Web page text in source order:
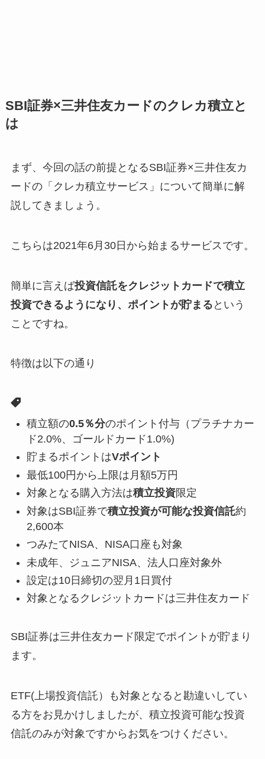
SBI証券×三井住友カードのクレカ積立と
は
まず、今回の話の前提となるSBI証券×三井住友カ
ードの「クレカ積立サービス」について簡単に解
説してきましょう。
こちらは2021年6月30日から始まるサービスです。
簡単に言えば投資信託をクレジットカードで積立
投資できるようになり、ポイントが貯まる という
ことですね。
特徴は以下の通り
積立額の0.5％分のポイント付与（プラチナカー
ド2.0%、ゴールドカード1.0%)
貯まるポイントはVポイント
最低100円から上限は月額5万円
対象となる購入方法は積立投資限定
対象はSBI証券で積立投資が可能な投資信託約
2,600本
つみたてNISA、NISA口座も対象
未成年、ジュニアNISA、法人口座対象外
設定は10日締切の翌月1日買付
対象となるクレジットカードは三井住友カード
SBI証券は三井住友カード限定でポイントが貯まり
ます。
ETF(上場投資信託）も対象となると勘違いしてい
る方をお見かけしましたが、積立投資可能な投資
信託のみが対象ですからお気をつけください。